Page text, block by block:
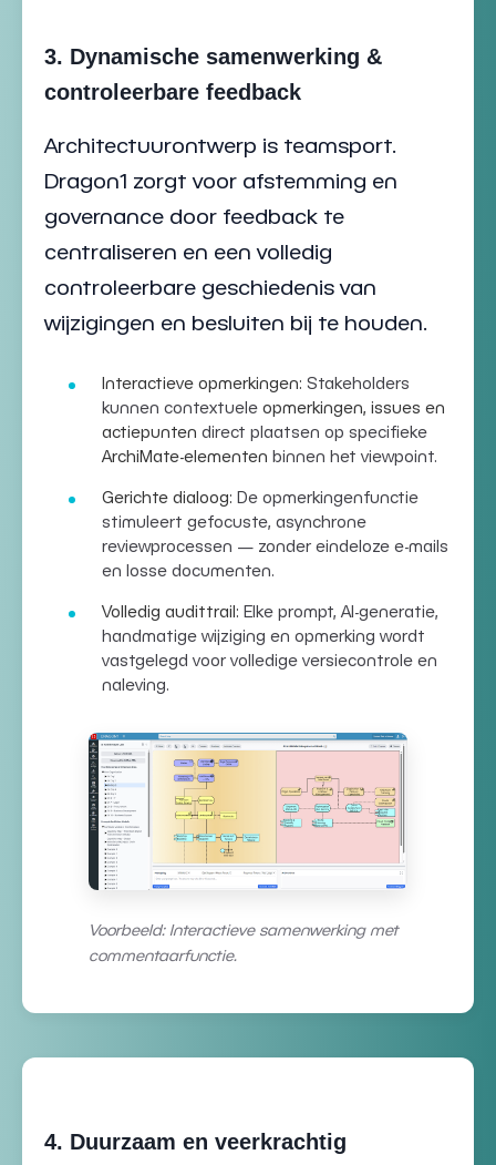
3. Dynamische samenwerking &
controleerbare feedback
Architectuurontwerp is teamsport.
Dragon1 zorgt voor afstemming en
governance door feedback te
centraliseren en een volledig
controleerbare geschiedenis van
wijzigingen en besluiten bij te houden.
Interactieve opmerkingen: Stakeholders
kunnen contextuele opmerkingen, issues en
actiepunten direct plaatsen op specifieke
ArchiMate-elementen binnen het viewpoint.
Gerichte dialoog: De opmerkingenfunctie
stimuleert gefocuste, asynchrone
reviewprocessen — zonder eindeloze e-mails
en losse documenten.
Volledig audittrail: Elke prompt, AI-generatie,
handmatige wijziging en opmerking wordt
vastgelegd voor volledige versiecontrole en
naleving.
Voorbeeld: Interactieve samenwerking met
commentaarfunctie.
4. Duurzaam en veerkrachtig